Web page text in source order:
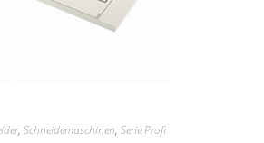
, Schneidemaschinen, Serie Profi